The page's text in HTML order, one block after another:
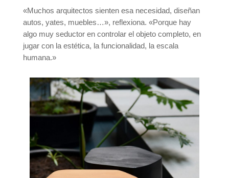
«Muchos arquitectos sienten esa necesidad, diseñan
autos, yates, muebles…», reflexiona. «Porque hay
algo muy seductor en controlar el objeto completo, en
jugar con la estética, la funcionalidad, la escala
humana.»